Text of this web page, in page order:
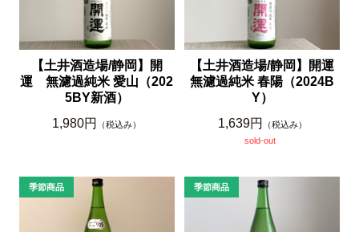
【土井酒造場/静岡】開
運 無濾過純米 愛山（202
5BY新酒）
1,980円
（税込み）
【土井酒造場/静岡】開運
無濾過純米 春陽（2024B
Y）
1,639円
（税込み）
sold-out